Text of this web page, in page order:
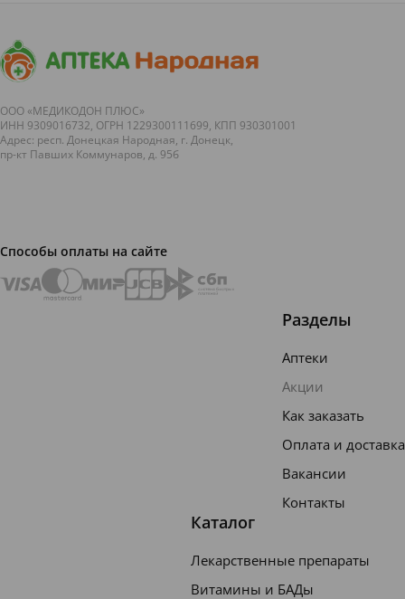
ООО «МЕДИКОДОН ПЛЮС»
ИНН 9309016732, ОГРН 1229300111699, КПП 930301001
Адрес: респ. Донецкая Народная, г. Донецк,
пр-кт Павших Коммунаров, д. 95б
Способы оплаты на сайте
Разделы
Аптеки
Акции
Как заказать
Оплата и доставка
Вакансии
Контакты
Каталог
Лекарственные препараты
Витамины и БАДы